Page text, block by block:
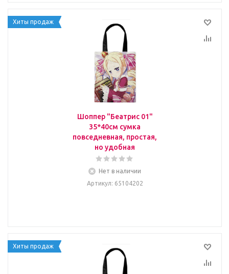
Хиты продаж
Шоппер "Беатрис 01"
35*40см сумка
повседневная, простая,
но удобная
Нет в наличии
Артикул: 65104202
Хиты продаж